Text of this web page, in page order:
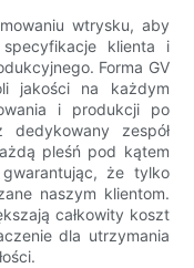
wtrysku, aby
klienta i
Forma GV
jakości na każdym
i produkcji po
zespół
pleśń pod kątem
gwarantując, że tylko
naszym klientom.
całkowity koszt
dla utrzymania